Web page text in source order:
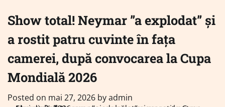
Show total! Neymar ”a explodat” și
a rostit patru cuvinte în fața
camerei, după convocarea la Cupa
Mondială 2026
Posted on mai 27, 2026 byadmin